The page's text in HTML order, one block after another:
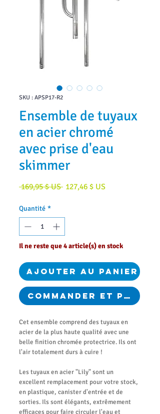
SKU : APSP17-R2
Ensemble de tuyaux
en acier chromé
avec prise d'eau
skimmer
169,95 $ US Prix
127,46 $ USPrix
Quantité *
Il ne reste que 4 article(s) en stock
Ajouter au panier
Commander et payer
Cet ensemble comprend des tuyaux en
acier de la plus haute qualité avec une
belle finition chromée protectrice. Ils ont
l'air totalement durs à cuire !
Les tuyaux en acier "Lily" sont un
excellent remplacement pour votre stock,
en plastique, canister d'entrée et de
sorties. Ils sont élégants, extrêmement
efficaces pour faire circuler l'eau et